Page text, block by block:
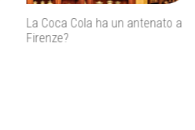
Agenti IA e sicurezza, quando
l’autonomia diventa un rischio